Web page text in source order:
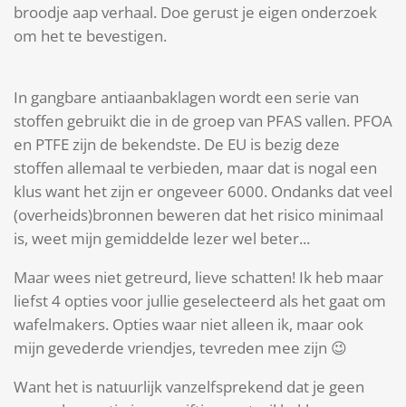
broodje aap verhaal. Doe gerust je eigen onderzoek
om het te bevestigen.
In gangbare antiaanbaklagen wordt een serie van
stoffen gebruikt die in de groep van PFAS vallen. PFOA
en PTFE zijn de bekendste. De EU is bezig deze
stoffen allemaal te verbieden, maar dat is nogal een
klus want het zijn er ongeveer 6000. Ondanks dat veel
(overheids)bronnen beweren dat het risico minimaal
is, weet mijn gemiddelde lezer wel beter...
Maar wees niet getreurd, lieve schatten! Ik heb maar
liefst 4 opties voor jullie geselecteerd als het gaat om
wafelmakers. Opties waar niet alleen ik, maar ook
mijn gevederde vriendjes, tevreden mee zijn 😉
Want het is natuurlijk vanzelfsprekend dat je geen